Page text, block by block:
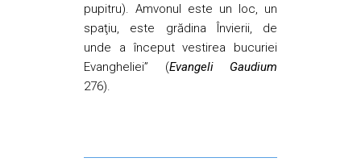
pupitru). Amvonul este un loc, un
spaţiu, este grădina Învierii, de
unde a început vestirea bucuriei
Evangheliei” (Evangeli Gaudium
276).